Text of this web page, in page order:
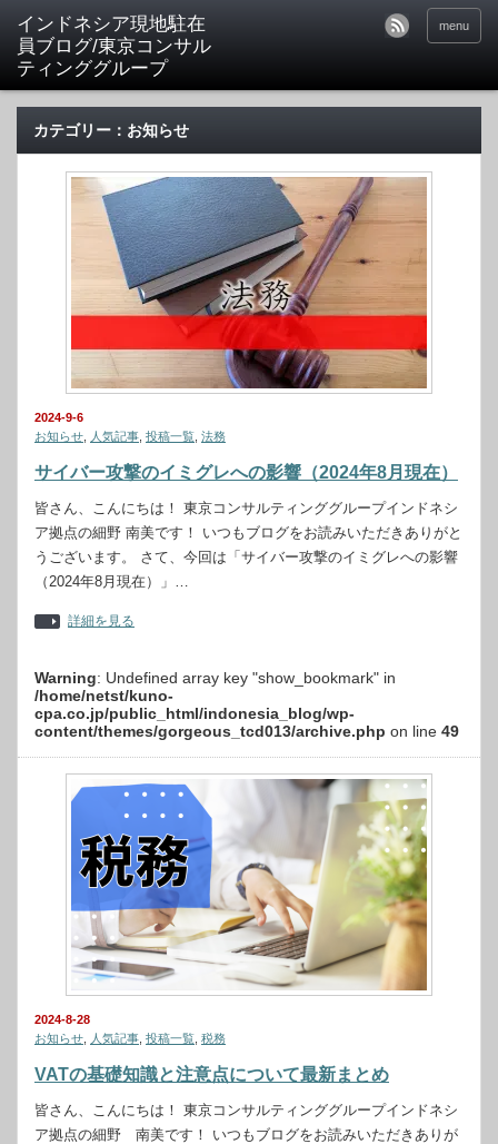
menu
カテゴリー：お知らせ
2024-9-6
お知らせ
人気記事 投稿一覧 法務
サイバー攻撃のイミグレへの影響（2024年8月現在）
皆さん、こんにちは！ 東京コンサルティンググループインドネシ
ア拠点の細野 南美です！ いつもブログをお読みいただきありがと
うございます。 さて、今回は「サイバー攻撃のイミグレへの影響
（2024年8月現在）」…
詳細を見る
Warning: Undefined array key "show_bookmark" in
/home/netst/kuno-
cpa.co.jp/public_html/indonesia_blog/wp-
content/themes/gorgeous_tcd013/archive.php on line 49
2024-8-28
お知らせ
人気記事 投稿一覧 税務
VATの基礎知識と注意点について最新まとめ
皆さん、こんにちは！ 東京コンサルティンググループインドネシ
ア拠点の細野 南美です！ いつもブログをお読みいただきありが